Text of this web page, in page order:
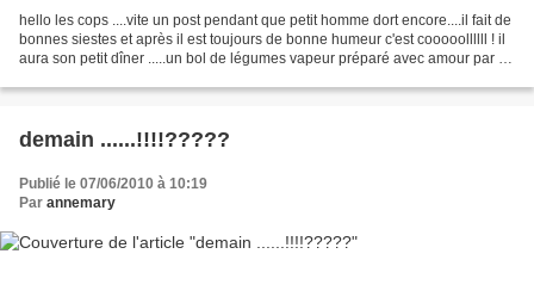
hello les cops ....vite un post pendant que petit homme dort encore....il fait de
bonnes siestes et après il est toujours de bonne humeur c'est cooooollllll ! il
aura son petit dîner .....un bol de légumes vapeur préparé avec amour par sa
demain ......!!!!?????
Publié le 07/06/2010 à 10:19
Par annemary